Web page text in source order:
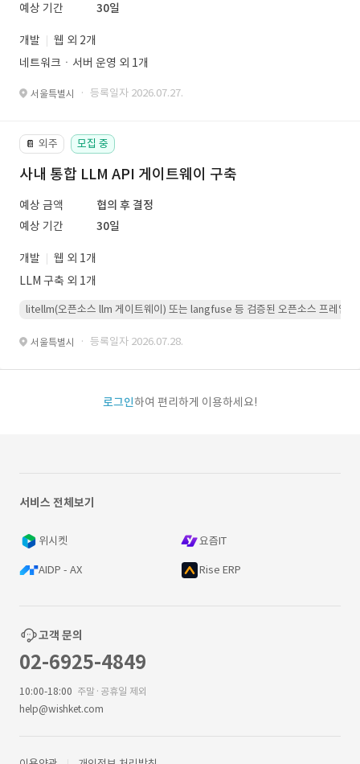
예상 기간
30일
개발
웹 외 2개
네트워크ㆍ서버 운영 외 1개
서울특별시 · 등록일자 2026.07.27.
📔 외주 모집 중
사내 통합 LLM API 게이트웨이 구축
예상 금액
협의 후 결정
예상 기간
30일
개발
웹 외 1개
LLM 구축 외 1개
litellm(오픈소스 llm 게이트웨이) 또는 langfuse 등 검증된 오픈소스 프레임워
서울특별시 · 등록일자 2026.07.28.
로그인하여 편리하게 이용하세요!
서비스 전체보기
위시켓 요즘IT
AIDP - AX Rise ERP
고객 문의
02-6925-4849
10:00-18:00 주말·공휴일 제외
help@wishket.com